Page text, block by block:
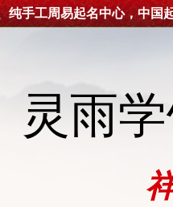
手工周易起名中心，中国
灵雨